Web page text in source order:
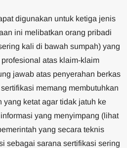
digunakan untuk ketiga jenis
ini melibatkan orang pribadi
kali di bawah sumpah) yang
atas klaim-klaim
jawab atas penyerahan berkas
memang membutuhkan
yang ketat agar tidak jatuh ke
yang menyimpang (lihat
yang secara teknis
sebagai sarana sertifikasi sering